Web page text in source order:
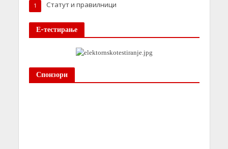
Статут и правилници
1
Е-тестирање
Спонзори